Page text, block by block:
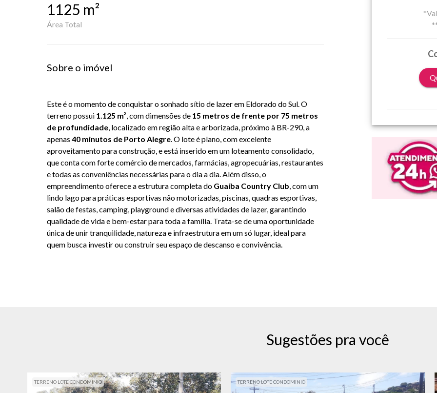
1125 m²
Área Total
Sobre o imóvel
Este é o momento de conquistar o sonhado sítio de lazer em Eldorado do Sul. O
terreno possui 1.125 m², com dimensões de 15 metros de frente por 75 metros
de profundidade, localizado em região alta e arborizada, próximo à BR-290, a
apenas 40 minutos de Porto Alegre. O lote é plano, com excelente
aproveitamento para construção, e está inserido em um loteamento consolidado,
que conta com forte comércio de mercados, farmácias, agropecuárias, restaurantes
e todas as conveniências necessárias para o dia a dia. Além disso, o
empreendimento oferece a estrutura completa do Guaíba Country Club, com um
lindo lago para práticas esportivas não motorizadas, piscinas, quadras esportivas,
salão de festas, camping, playground e diversas atividades de lazer, garantindo
qualidade de vida e bem-estar para toda a família. Trata-se de uma oportunidade
única de unir tranquilidade, natureza e infraestrutura em um só lugar, ideal para
quem busca investir ou construir seu espaço de descanso e convivência.
Sugestões pra você
TERRENO LOTE CONDOMINIO TERRENO LOTE CONDOMINIO